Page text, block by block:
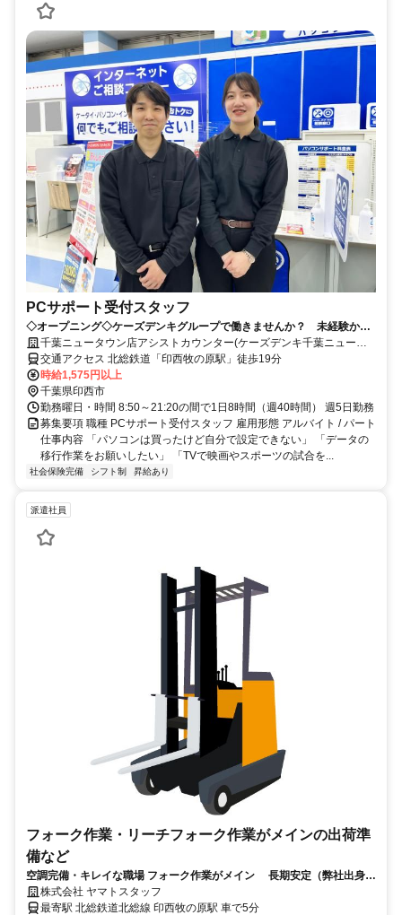
PCサポート受付スタッフ
◇オープニング◇ケーズデンキグループで働きませんか？ 未経験から
始めるサポート受付スタッフ
千葉ニュータウン店アシストカウンター(ケーズデンキ千葉ニュータ
ウン店内)
交通アクセス 北総鉄道「印西牧の原駅」徒歩19分
時給1,575円以上
千葉県印西市
勤務曜日・時間 8:50～21:20の間で1日8時間（週40時間） 週5日勤務
募集要項 職種 PCサポート受付スタッフ 雇用形態 アルバイト / パート
仕事内容 「パソコンは買ったけど自分で設定できない」 「データの
移行作業をお願いしたい」 「TVで映画やスポーツの試合を...
社会保険完備 シフト制 昇給あり
派遣社員
フォーク作業・リーチフォーク作業がメインの出荷準
備など
空調完備・キレイな職場 フォーク作業がメイン 長期安定（弊社出身の
社員多数） 結構稼げる 週払い可
株式会社 ヤマトスタッフ
最寄駅 北総鉄道北総線 印西牧の原駅 車で5分